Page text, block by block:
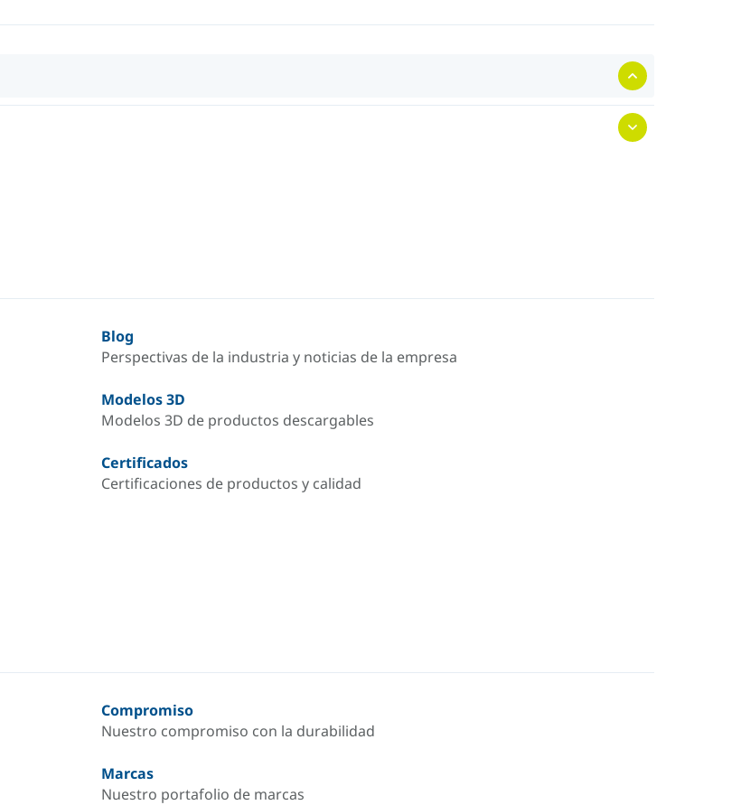
Blog
Perspectivas de la industria y noticias de la empresa
Modelos 3D
Modelos 3D de productos descargables
Certificados
Certificaciones de productos y calidad
Compromiso
Nuestro compromiso con la durabilidad
Marcas
Nuestro portafolio de marcas